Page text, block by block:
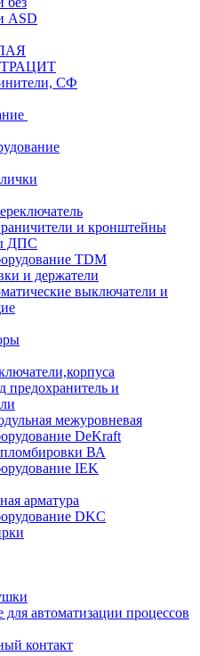
ASD
СФ
и кронштейны
ДПС
TDM
и держатели
выключатели и
предохранитель и
межуровневая
DeKraft
ВА
IEK
арматура
DKC
автоматизации процессов
контакт